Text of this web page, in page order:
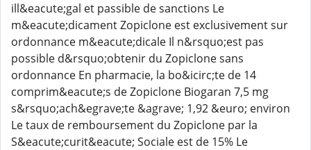
ill&eacute;gal et passible de sanctions Le
m&eacute;dicament Zopiclone est exclusivement sur
ordonnance m&eacute;dicale Il n&rsquo;est pas
possible d&rsquo;obtenir du Zopiclone sans
ordonnance En pharmacie, la bo&icirc;te de 14
comprim&eacute;s de Zopiclone Biogaran 7,5 mg
s&rsquo;ach&egrave;te &agrave; 1,92 &euro; environ
Le taux de remboursement du Zopiclone par la
S&eacute;curit&eacute; Sociale est de 15% Le